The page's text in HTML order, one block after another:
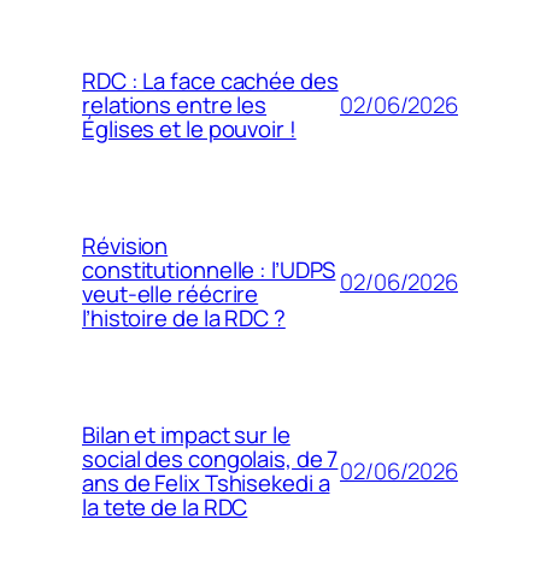
RDC : La face cachée des
relations entre les
Églises et le pouvoir !
02/06/2026
Révision
constitutionnelle : l’UDPS
veut-elle réécrire
l’histoire de la RDC ?
02/06/2026
Bilan et impact sur le
social des congolais, de 7
ans de Felix Tshisekedi a
la tete de la RDC
02/06/2026